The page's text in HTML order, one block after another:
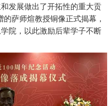
发展做出了开拓性的重大贡
萨师煊教授铜像正式揭幕，
院，以此激励后辈学子不断